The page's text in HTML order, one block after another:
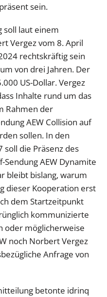
sein.
soll laut einem
Vergez vom 8. April
rechtskräftig sein
von drei Jahren. Der
US-Dollar. Vergez
Inhalte rund um das
Rahmen der
AEW Collision auf
sollen. In den
soll die Präsenz des
Sendung AEW Dynamite
bleibt bislang, warum
dieser Kooperation erst
dem Startzeitpunkt
kommunizierte
oder möglicherweise
noch Norbert Vergez
Anfrage von
betonte idrinq